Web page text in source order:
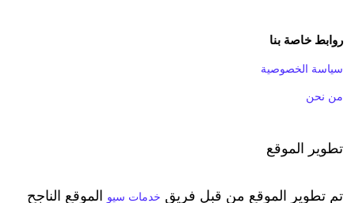
روابط خاصة بنا
سياسة الخصوصية
من نحن
تطوير الموقع
تم تطوير الموقع من قبل فريق خدمات سيو الموقع الناجح